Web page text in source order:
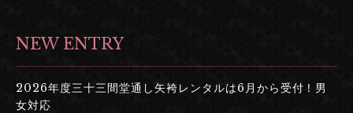
NEW ENTRY
2026年度三十三間堂通し矢袴レンタルは6月から受付！男
女対応